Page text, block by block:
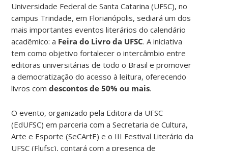
Universidade Federal de Santa Catarina (UFSC), no
campus Trindade, em Florianópolis, sediará um dos
mais importantes eventos literários do calendário
acadêmico: a Feira do Livro da UFSC. A iniciativa
tem como objetivo fortalecer o intercâmbio entre
editoras universitárias de todo o Brasil e promover
a democratização do acesso à leitura, oferecendo
livros comdescontos de 50% ou mais.
O evento, organizado pela Editora da UFSC
(EdUFSC) em parceria com a Secretaria de Cultura,
Arte e Esporte (SeCArtE) e o III Festival Literário da
UFSC (Flufsc), contará com a presença de